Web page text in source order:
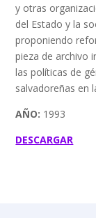
y otras
del Estado y la
proponiendo
pieza de archivo
las políticas de
salvadoreñas en
AÑO: 1993
DESCARGAR